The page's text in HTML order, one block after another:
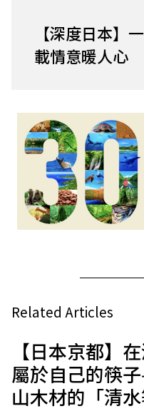
【深度日本】
載情意暖人心
Related Articles
【日本京都】
屬於自己的筷
山木材的「清水